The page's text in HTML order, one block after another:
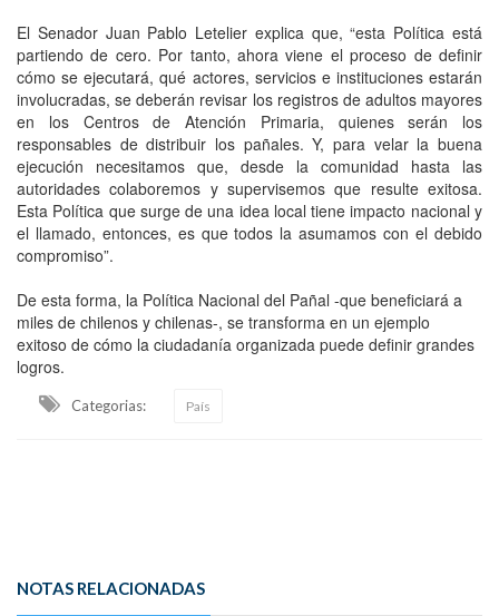
El Senador Juan Pablo Letelier explica que, “esta Política está
partiendo de cero. Por tanto, ahora viene el proceso de definir
cómo se ejecutará, qué actores, servicios e instituciones estarán
involucradas, se deberán revisar los registros de adultos mayores
en los Centros de Atención Primaria, quienes serán los
responsables de distribuir los pañales. Y, para velar la buena
ejecución necesitamos que, desde la comunidad hasta las
autoridades colaboremos y supervisemos que resulte exitosa.
Esta Política que surge de una idea local tiene impacto nacional y
el llamado, entonces, es que todos la asumamos con el debido
compromiso”.
De esta forma, la Política Nacional del Pañal -que beneficiará a
miles de chilenos y chilenas-, se transforma en un ejemplo
exitoso de cómo la ciudadanía organizada puede definir grandes
logros.
Categorias: País
NOTAS RELACIONADAS